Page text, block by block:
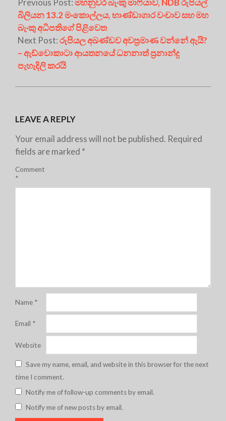
Previous Post:මහනුවර බැංකු මාෆියාව, NDB රුපියල්
බිලියන 13.2 මංකොල්ලය, භාණ්ඩාගාර වංචාව සහ මහ
බැංකු අධිපතිගේ පිළිවෙත
Next Post:රුපියල අඛණ්ඩව අවප්‍රමාණ වන්නේ ඇයි?
– ඇඩ්වොකාටා ආයතනයේ ධනනාත් ප්‍රනාන්දු
පැහැදිලි කරයි
LEAVE A REPLY
Your email address will not be published. Required
fields are marked *
Comment
*
Name *
Email *
Website
Save my name, email, and website in this browser for the next
time I comment.
Notify me of follow-up comments by email.
Notify me of new posts by email.